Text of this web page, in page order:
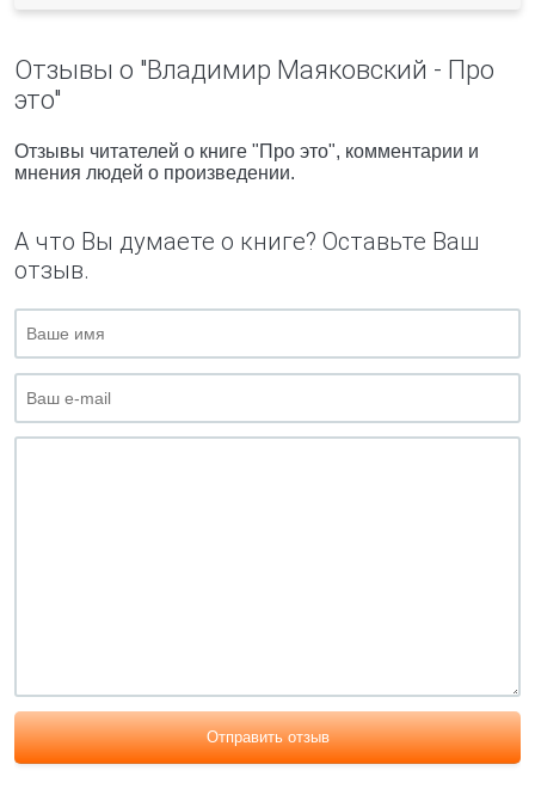
Отзывы о "Владимир Маяковский - Про
это"
Отзывы читателей о книге "Про это", комментарии и
мнения людей о произведении.
А что Вы думаете о книге? Оставьте Ваш
отзыв.
Отправить отзыв